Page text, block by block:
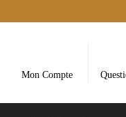
Mon Compte